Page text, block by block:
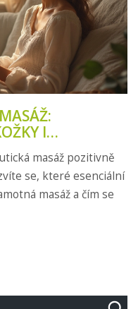
I
masáž pozitivně
se, které esenciální
masáž a čím se